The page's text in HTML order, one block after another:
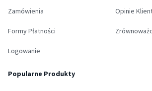
Zamówienia
Formy Płatności
Logowanie
Opinie
Popularne Produkty